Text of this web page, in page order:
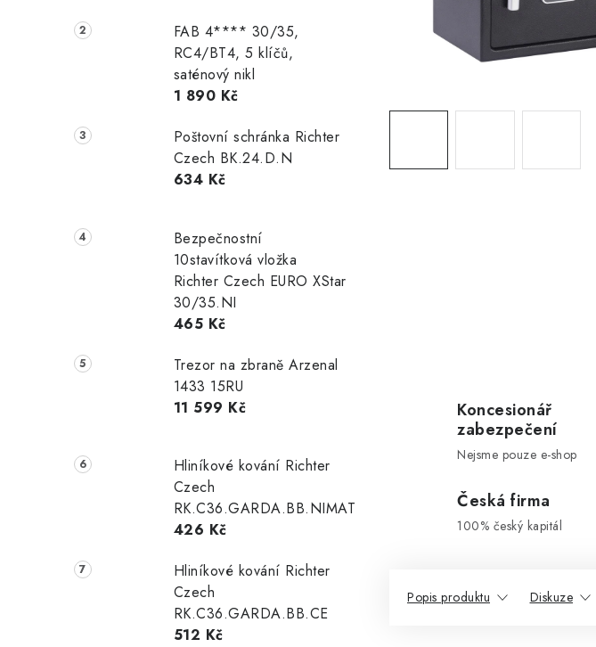
a
í
n
FAB 4**** 30/35,
RC4/BT4, 5 klíčů,
saténový nikl
1 890 Kč
Poštovní schránka Richter
Czech BK.24.D.N
634 Kč
Bezpečnostní
10stavítková vložka
Richter Czech EURO XStar
30/35.NI
465 Kč
Trezor na zbraně Arzenal
1433 15RU
11 599 Kč
Hliníkové kování Richter
Czech
RK.C36.GARDA.BB.NIMAT
426 Kč
Hliníkové kování Richter
Czech
RK.C36.GARDA.BB.CE
512 Kč
Koncesionář
zabezpečení
Nejsme pouze e-shop
Česká firma
100% český kapitál
Popis produktu Diskuze